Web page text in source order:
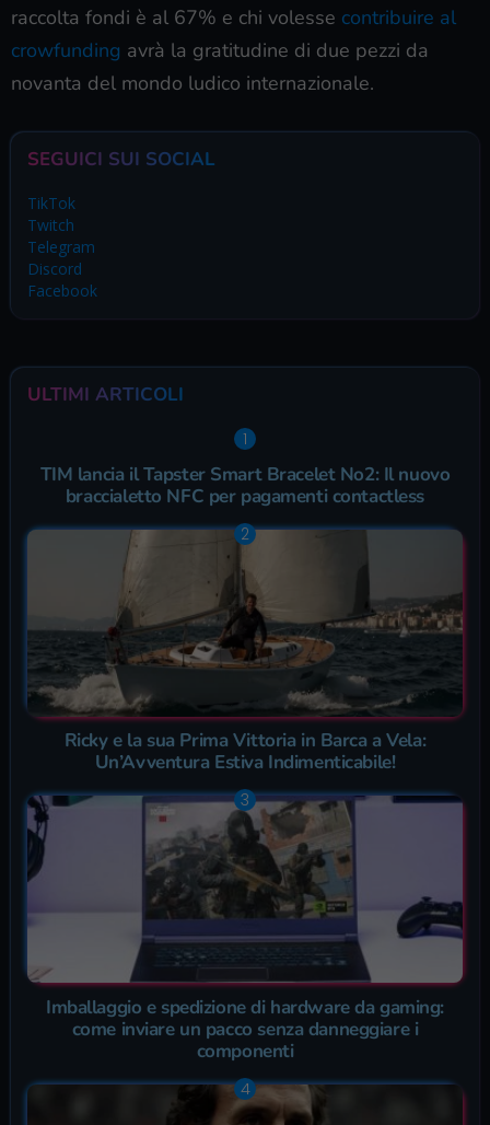
raccolta fondi è al 67% e chi volesse contribuire al
crowfunding avrà la gratitudine di due pezzi da
novanta del mondo ludico internazionale.
SEGUICI SUI SOCIAL
TikTok
Twitch
Telegram
Discord
Facebook
ULTIMI ARTICOLI
TIM lancia il Tapster Smart Bracelet No2: Il nuovo
braccialetto NFC per pagamenti contactless
Ricky e la sua Prima Vittoria in Barca a Vela:
Un’Avventura Estiva Indimenticabile!
Imballaggio e spedizione di hardware da gaming:
come inviare un pacco senza danneggiare i
componenti